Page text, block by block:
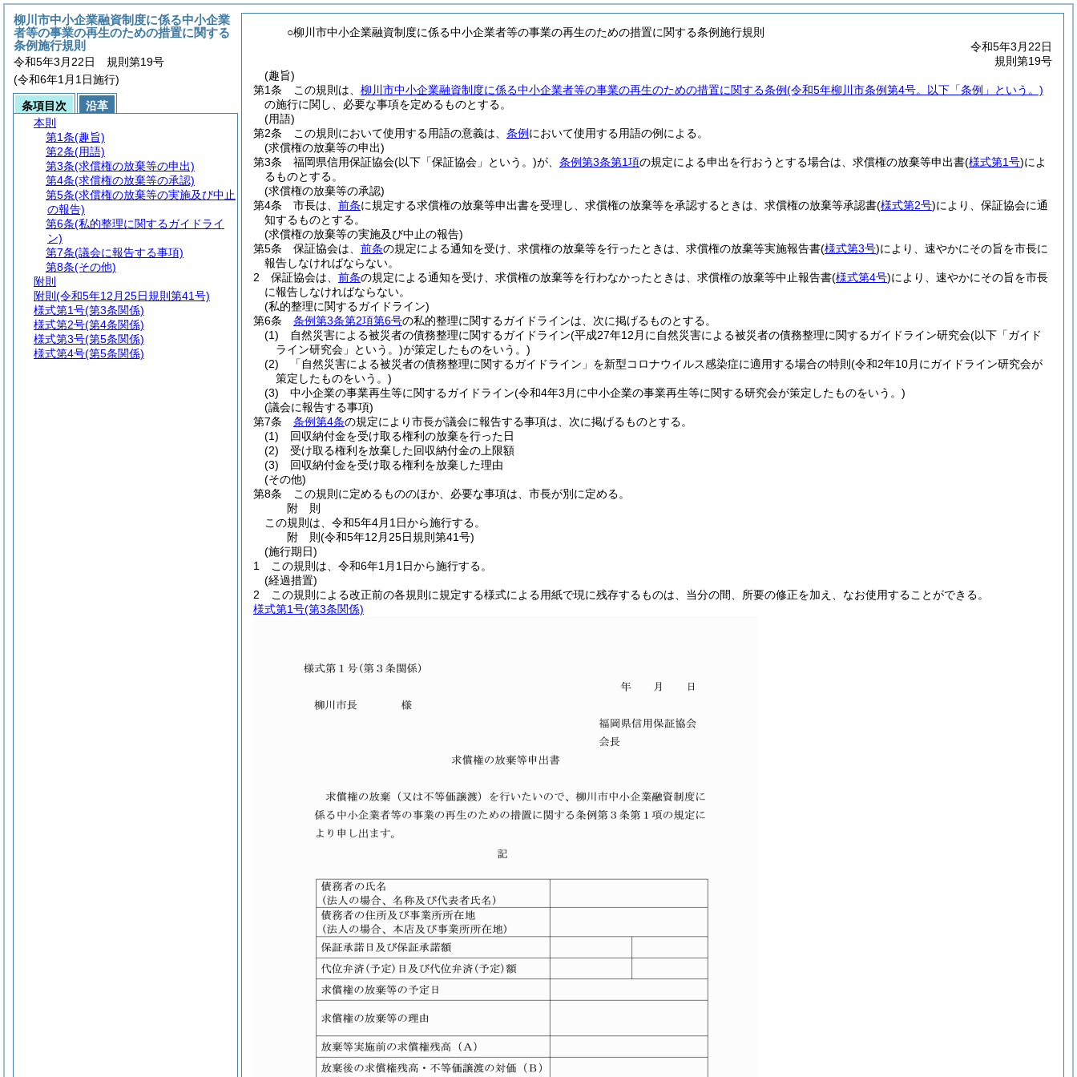
○柳川市中小企業融資制度に係る中小企業者等の事業の再生のための措置に関する条例施行規則
令和5年3月22日
規則第19号
(趣旨)
第1条
この規則は、 柳川市中小企業融資制度に係る中小企業者等の事業の再生のための措置に関する条例(令和5年柳川市条例第4号。以下「条例」という。)
の施行に関し、必要な事項を定めるものとする。
(用語)
第2条
この規則において使用する用語の意義は、 条例 において使用する用語の例による。
(求償権の放棄等の申出)
第3条
福岡県信用保証協会(以下「保証協会」という。)が、 条例第3条第1項の規定による申出を行おうとする場合は、求償権の放棄等申出書(様式第1号)によ
るものとする。
(求償権の放棄等の承認)
第4条
市長は、 前条に規定する求償権の放棄等申出書を受理し、求償権の放棄等を承認するときは、求償権の放棄等承認書(様式第2号)により、保証協会に通
知するものとする。
(求償権の放棄等の実施及び中止の報告)
第5条
保証協会は、 前条の規定による通知を受け、求償権の放棄等を行ったときは、求償権の放棄等実施報告書(様式第3号)により、速やかにその旨を市長に
報告しなければならない。
2
保証協会は、 前条の規定による通知を受け、求償権の放棄等を行わなかったときは、求償権の放棄等中止報告書(様式第4号)により、速やかにその旨を市長
に報告しなければならない。
(私的整理に関するガイドライン)
第6条
条例第3条第2項第6号の私的整理に関するガイドラインは、次に掲げるものとする。
(1)
自然災害による被災者の債務整理に関するガイドライン(平成27年12月に自然災害による被災者の債務整理に関するガイドライン研究会(以下「ガイド
ライン研究会」という。)が策定したものをいう。)
(2)
「自然災害による被災者の債務整理に関するガイドライン」を新型コロナウイルス感染症に適用する場合の特則 (令和2年10月にガイドライン研究会が
策定したものをいう。)
(3)
中小企業の事業再生等に関するガイドライン(令和4年3月に中小企業の事業再生等に関する研究会が策定したものをいう。)
(議会に報告する事項)
第7条
条例第4条の規定により市長が議会に報告する事項は、次に掲げるものとする。
(1)
回収納付金を受け取る権利の放棄を行った日
(2)
受け取る権利を放棄した回収納付金の上限額
(3)
回収納付金を受け取る権利を放棄した理由
(その他)
第8条
この規則に定めるもののほか、必要な事項は、市長が別に定める。
附 則
この規則は、令和5年4月1日から施行する。
附 則(令和5年12月25日規則第41号)
(施行期日)
1
この規則は、令和6年1月1日から施行する。
(経過措置)
2
この規則による改正前の各規則に規定する様式による用紙で現に残存するものは、当分の間、所要の修正を加え、なお使用することができる。
様式第1号(第3条関係)
柳川市中小企業融資制度に係る中小企業
者等の事業の再生のための措置に関する
条例施行規則
令和5年3月22日 規則第19号
(令和6年1月1日施行)
条項目次
沿革
本則
第1条(趣旨)
第2条(用語)
第3条(求償権の放棄等の申出)
第4条(求償権の放棄等の承認)
第5条(求償権の放棄等の実施及び中止
の報告)
第6条(私的整理に関するガイドライ
ン)
第7条(議会に報告する事項)
第8条(その他)
附則
附則 (令和5年12月25日規則第41号)
様式第1号(第3条関係)
様式第2号(第4条関係)
様式第3号(第5条関係)
様式第4号(第5条関係)